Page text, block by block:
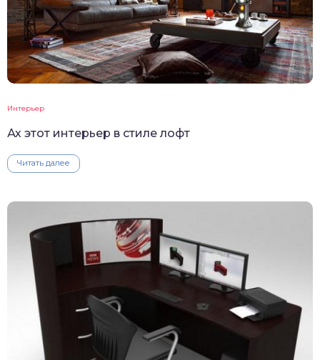
Интерьер
Ах этот интерьер в стиле лофт
Читать далее